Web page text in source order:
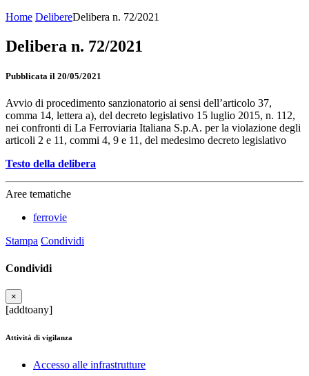
Home DelibereDelibera n. 72/2021
Delibera n. 72/2021
Pubblicata il 20/05/2021
Avvio di procedimento sanzionatorio ai sensi dell’articolo 37,
comma 14, lettera a), del decreto legislativo 15 luglio 2015, n. 112,
nei confronti di La Ferroviaria Italiana S.p.A. per la violazione degli
articoli 2 e 11, commi 4, 9 e 11, del medesimo decreto legislativo
Testo della delibera
Aree tematiche
ferrovie
Stampa Condividi
Condividi
×
[addtoany]
Attività di vigilanza
Accesso alle infrastrutture